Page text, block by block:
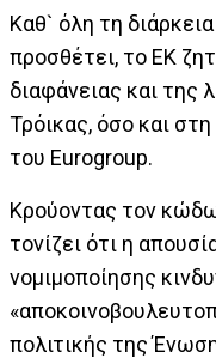
Καθ` όλη τη
προσθέτει, το ΕΚ
διαφάνειας και της
Τρόικας, όσο και
του Eurogroup.
Κρούοντας τον
τονίζει ότι η
νομιμοποίησης
πολιτικής της